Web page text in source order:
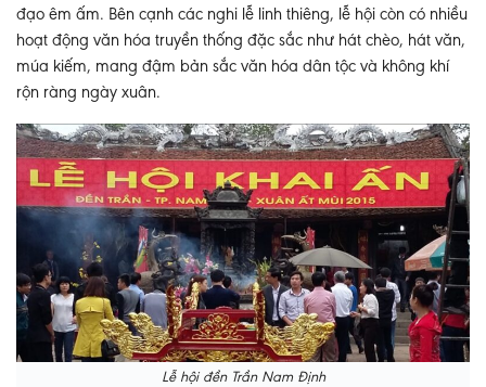
đạo êm ấm. Bên cạnh các nghi lễ linh thiêng, lễ hội còn có nhiều
hoạt động văn hóa truyền thống đặc sắc như hát chèo, hát văn,
múa kiếm, mang đậm bản sắc văn hóa dân tộc và không khí
rộn ràng ngày xuân.
Lễ hội đền Trần Nam Định